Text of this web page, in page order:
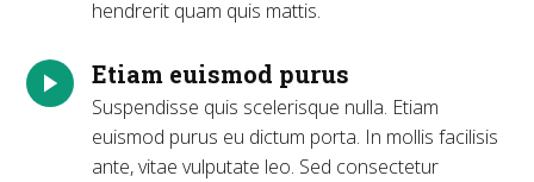
hendrerit quam quis mattis.
Etiam euismod purus
Suspendisse quis scelerisque nulla. Etiam
euismod purus eu dictum porta. In mollis facilisis
ante, vitae vulputate leo. Sed consectetur